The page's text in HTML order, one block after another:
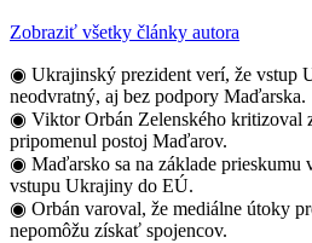
Zobraziť všetky články autora
◉ Ukrajinský prezident verí, že vstup
neodvratný, aj bez podpory Maďarska.
◉ Viktor Orbán Zelenského kritizoval
pripomenul postoj Maďarov.
◉ Maďarsko sa na základe prieskumu
vstupu Ukrajiny do EÚ.
◉ Orbán varoval, že mediálne útoky
nepomôžu získať spojencov.